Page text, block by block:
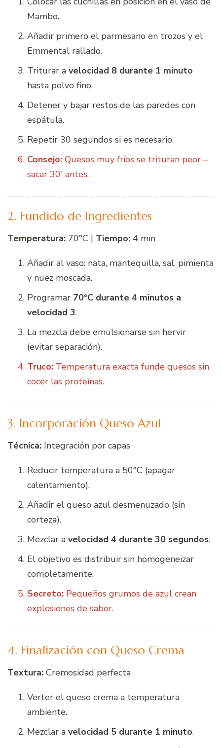
Mambo.
Añadir primero el parmesano en trozos y el
Emmental rallado.
Triturar a velocidad 8 durante 1 minuto
hasta polvo fino.
Detener y bajar restos de las paredes con
espátula.
Repetir 30 segundos si es necesario.
Consejo: Quesos muy fríos se trituran peor –
sacar 30′ antes.
2. Fundido de Ingredientes
Temperatura: 70°C | Tiempo: 4 min
Añadir al vaso: nata, mantequilla, sal, pimienta
y nuez moscada.
Programar 70°C durante 4 minutos a
velocidad 3.
La mezcla debe emulsionarse sin hervir
(evitar separación).
Truco: Temperatura exacta funde quesos sin
cocer las proteínas.
3. Incorporación Queso Azul
Técnica: Integración por capas
Reducir temperatura a 50°C (apagar
calentamiento).
Añadir el queso azul desmenuzado (sin
corteza).
Mezclar a velocidad 4 durante 30 segundos.
El objetivo es distribuir sin homogeneizar
completamente.
Secreto: Pequeños grumos de azul crean
explosiones de sabor.
4. Finalización con Queso Crema
Textura: Cremosidad perfecta
Verter el queso crema a temperatura
ambiente.
Mezclar a velocidad 5 durante 1 minuto.